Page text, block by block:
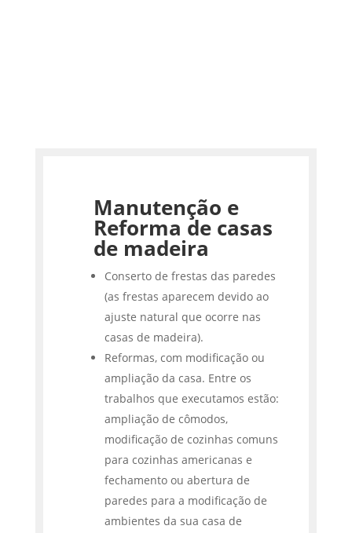
Manutenção e
Reforma de casas
de madeira
Conserto de frestas das paredes
(as frestas aparecem devido ao
ajuste natural que ocorre nas
casas de madeira).
Reformas, com modificação ou
ampliação da casa. Entre os
trabalhos que executamos estão:
ampliação de cômodos,
modificação de cozinhas comuns
para cozinhas americanas e
fechamento ou abertura de
paredes para a modificação de
ambientes da sua casa de